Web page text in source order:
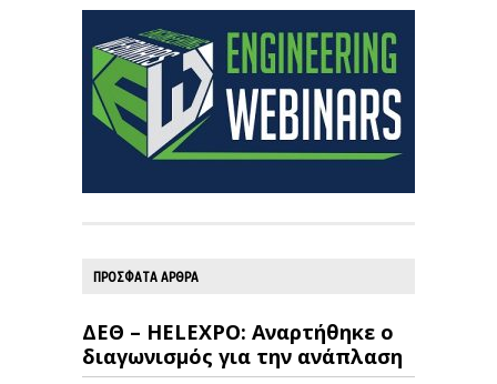
ΠΡΟΣΦΑΤΑ ΑΡΘΡΑ
ΔΕΘ – HELEXPO: Αναρτήθηκε ο
διαγωνισμός για την ανάπλαση